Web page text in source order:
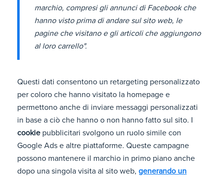
marchio, compresi gli annunci di Facebook che
hanno visto prima di andare sul sito web, le
pagine che visitano e gli articoli che aggiungono
al loro carrello".
Questi dati consentono un retargeting personalizzato
per coloro che hanno visitato la homepage e
permettono anche di inviare messaggi personalizzati
in base a ciò che hanno o non hanno fatto sul sito. I
cookie pubblicitari svolgono un ruolo simile con
Google Ads e altre piattaforme. Queste campagne
possono mantenere il marchio in primo piano anche
dopo una singola visita al sito web, generando un